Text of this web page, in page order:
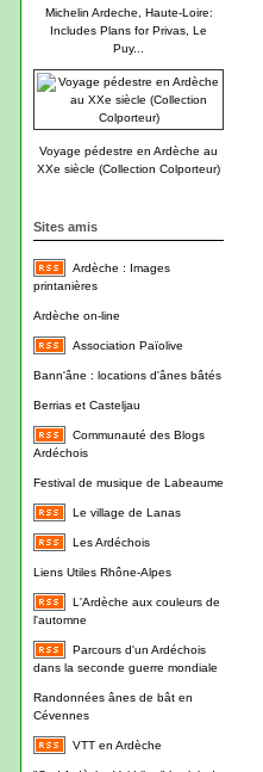
Michelin Ardeche, Haute-Loire:
Includes Plans for Privas, Le
Puy...
Voyage pédestre en Ardèche au
XXe siècle (Collection Colporteur)
Sites amis
Ardèche : Images
printanières
Ardèche on-line
Association Païolive
Bann'âne : locations d'ânes bâtés
Berrias et Casteljau
Communauté des Blogs
Ardéchois
Festival de musique de Labeaume
Le village de Lanas
Les Ardéchois
Liens Utiles Rhône-Alpes
L'Ardèche aux couleurs de
l'automne
Parcours d'un Ardéchois
dans la seconde guerre mondiale
Randonnées ânes de bât en
Cévennes
VTT en Ardèche